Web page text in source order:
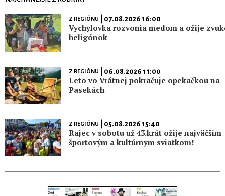
Z REGIÓNU | 07.08.2026 16:00
Vychylovka rozvonia medom a ožije
heligónok
Z REGIÓNU | 06.08.2026 11:00
Leto vo Vrátnej pokračuje opekačkou na
Pasekách
Z REGIÓNU | 05.08.2026 15:40
Rajec v sobotu už 43.krát ožije najväčším
športovým a kultúrnym sviatkom!